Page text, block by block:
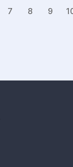
7 8 9